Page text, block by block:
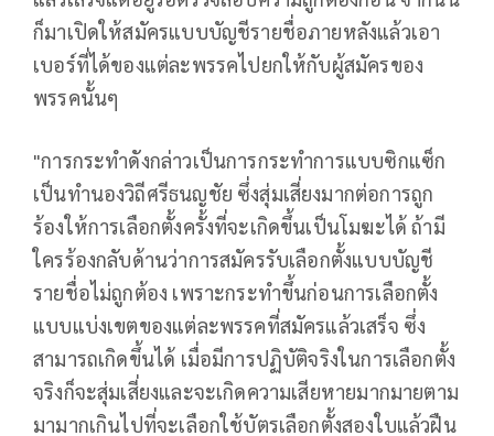
ก็มาเปิดให้สมัครแบบบัญชีรายชื่อภายหลังแล้วเอา
เบอร์ที่ได้ของแต่ละพรรคไปยกให้กับผู้สมัครของ
พรรคนั้นๆ
"การกระทำดังกล่าวเป็นการกระทำการแบบซิกแซ็ก
เป็นทำนองวิถีศรีธนญชัย ซึ่งสุ่มเสี่ยงมากต่อการถูก
ร้องให้การเลือกตั้งครั้งที่จะเกิดขึ้นเป็นโมฆะได้ ถ้ามี
ใครร้องกลับด้านว่าการสมัครรับเลือกตั้งแบบบัญชี
รายชื่อไม่ถูกต้อง เพราะกระทำขึ้นก่อนการเลือกตั้ง
แบบแบ่งเขตของแต่ละพรรคที่สมัครแล้วเสร็จ ซึ่ง
สามารถเกิดขึ้นได้ เมื่อมีการปฏิบัติจริงในการเลือกตั้ง
จริงก็จะสุ่มเสี่ยงและจะเกิดความเสียหายมากมายตาม
มามากเกินไปที่จะเลือกใช้บัตรเลือกตั้งสองใบแล้วฝืน